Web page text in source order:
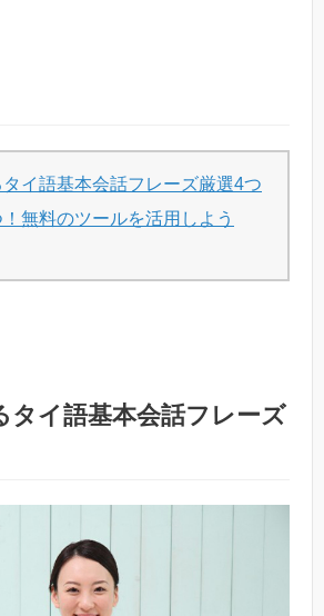
イ語基本会話フレーズ厳選4つ
無料のツールを活用しよう
タイ語基本会話フレーズ